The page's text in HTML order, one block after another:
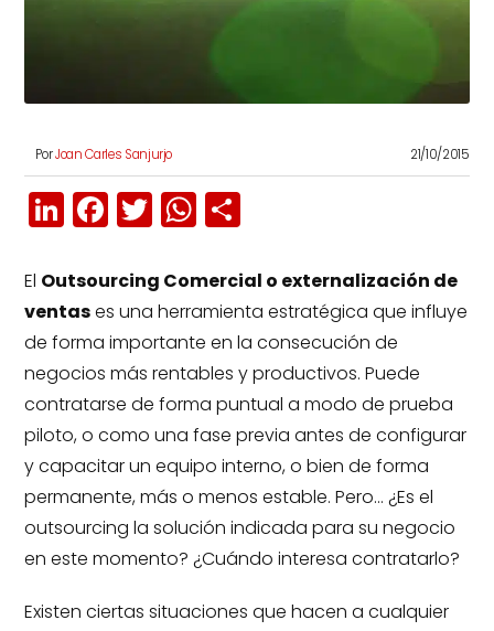
PorJoan Carles Sanjurjo 21/10/2015
LinkedIn
Facebook
TwitterWhatsApp
El Outsourcing Comercial o externalización de
ventases una herramienta estratégica que influye
de forma importante en la consecución de
negocios más rentables y productivos. Puede
contratarse de forma puntual a modo de prueba
piloto, o como una fase previa antes de configurar
y capacitar un equipo interno, o bien de forma
permanente, más o menos estable. Pero… ¿Es el
outsourcing la solución indicada para su negocio
en este momento? ¿Cuándo interesa contratarlo?
Existen ciertas situaciones que hacen a cualquier